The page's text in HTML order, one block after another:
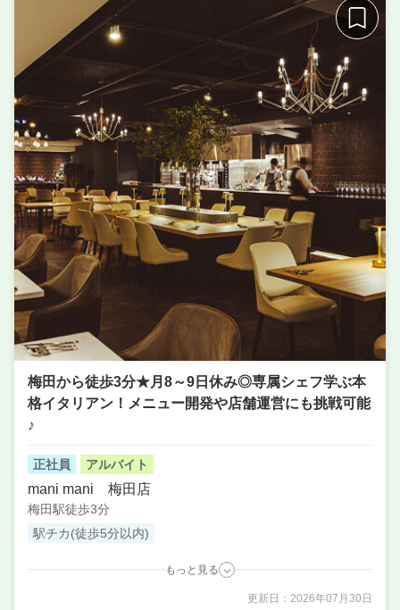
大阪府大阪市北区大深町5番54号 グラングリーン大
阪 南館
席数
梅田から徒歩3分★月8～9日休み◎専属シェフ学ぶ本
格イタリアン！メニュー開発や店舗運営にも挑戦可能
♪
正社員 アルバイト
mani mani 梅田店
梅田駅徒歩3分
駅チカ(徒歩5分以内)
もっと見る
調理補助・調理見習い ／ パティシエ ／ 料理長候補
更新日： 2026年07月30日